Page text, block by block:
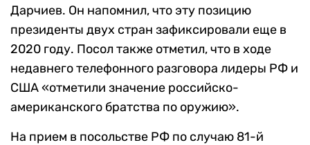
Дарчиев. Он напомнил, что эту позицию
президенты двух стран зафиксировали еще в
2020 году. Посол также отметил, что в ходе
недавнего телефонного разговора лидеры РФ и
США «отметили значение российско-
американского братства по оружию».
На прием в посольстве РФ по случаю 81-й